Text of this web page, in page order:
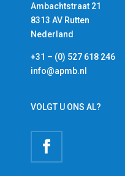
Ambachtstraat 21
8313 AV Rutten
Nederland
+31 – (0) 527 618 246
info@apmb.nl
VOLGT U ONS AL?